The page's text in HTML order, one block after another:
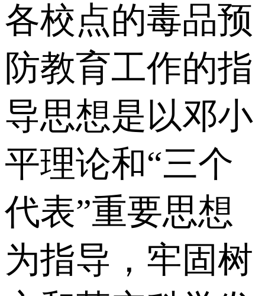
各校点的毒品预
防教育工作的指
导思想是以邓小
平理论和“三个
代表”重要思想
为指导，牢固树